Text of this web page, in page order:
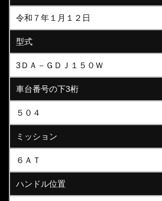
令和７年１月１２日
型式
3ＤＡ－ＧＤＪ１５０Ｗ
車台番号の下3桁
５０４
ミッション
６ＡＴ
ハンドル位置